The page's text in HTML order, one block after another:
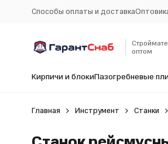
Способы оплаты и доставка
оптом
Кирпичи и блокиПазогребневые
Главная Инструмент Станки